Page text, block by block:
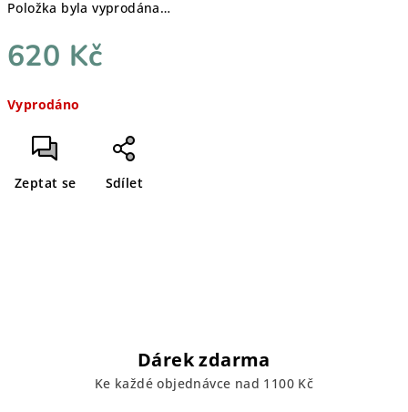
Položka byla vyprodána…
620 Kč
cena:
Vyprodáno
Zeptat se Sdílet
Dárek zdarma
Ke každé objednávce nad 1100 Kč